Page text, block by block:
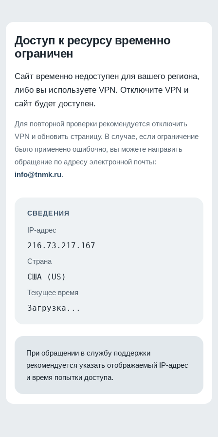
Доступ к ресурсу временно
ограничен
Сайт временно недоступен для вашего региона,
либо вы используете VPN. Отключите VPN и
сайт будет доступен.
Для повторной проверки рекомендуется отключить
VPN и обновить страницу. В случае, если ограничение
было применено ошибочно, вы можете направить
обращение по адресу электронной почты:
info@tnmk.ru.
СВЕДЕНИЯ
IP-адрес
216.73.217.167
Страна
США (US)
Текущее время
Загрузка...
При обращении в службу поддержки
рекомендуется указать отображаемый IP-адрес
и время попытки доступа.